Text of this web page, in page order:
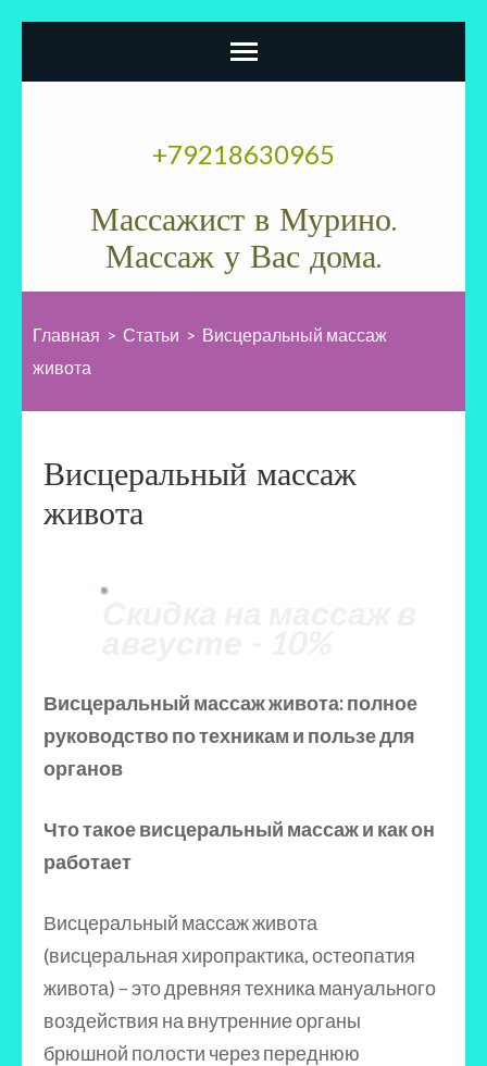
+79218630965
Массажист в Мурино.
Массаж у Вас дома.
Главная > Статьи > Висцеральный массаж
живота
Висцеральный массаж
живота
Висцеральный массаж живота: полное
руководство по техникам и пользе для
органов
Что такое висцеральный массаж и как он
работает
Висцеральный массаж живота
(висцеральная хиропрактика, остеопатия
живота) – это древняя техника мануального
воздействия на внутренние органы
брюшной полости через переднюю